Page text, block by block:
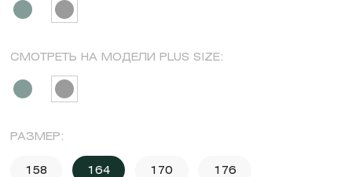
СМОТРЕТЬ НА МОДЕЛИ PLUS SIZE:
РАЗМЕР:
158 164 170 176